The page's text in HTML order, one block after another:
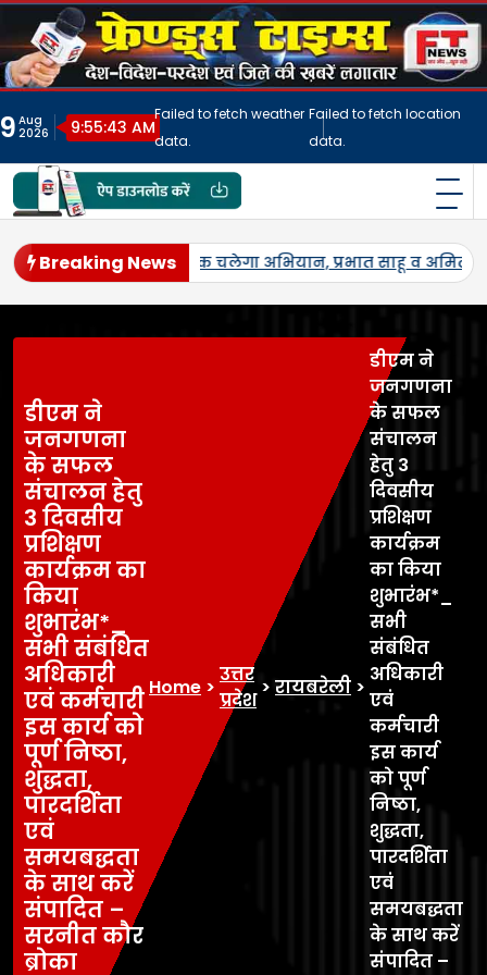
Skip
content
9 Aug
2026
9:55:46 AM
Failed to fetch weather
data.
Failed to fetch location
data.
फ्रेंड्स टाइम्स
Breaking News
जनपद में पहली बार एमएसपी पर होगी उड़द-मूंग की खरीद,
डीएम ने
जनगणना
के सफल
संचालन हेतु
3 दिवसीय
प्रशिक्षण
कार्यक्रम का
किया
शुभारंभ*_
सभी संबंधित
अधिकारी
एवं कर्मचारी
इस कार्य को
पूर्ण निष्ठा,
शुद्धता,
पारदर्शिता
एवं
समयबद्धता
के साथ करें
संपादित –
सरनीत कौर
ब्रोका
Home >
उत्तर
प्रदेश
> रायबरेली >
डीएम ने
जनगणना
के सफल
संचालन
हेतु 3
दिवसीय
प्रशिक्षण
कार्यक्रम
का किया
शुभारंभ*_
सभी
संबंधित
अधिकारी
एवं
कर्मचारी
इस कार्य
को पूर्ण
निष्ठा,
शुद्धता,
पारदर्शिता
एवं
समयबद्धता
के साथ करें
संपादित –